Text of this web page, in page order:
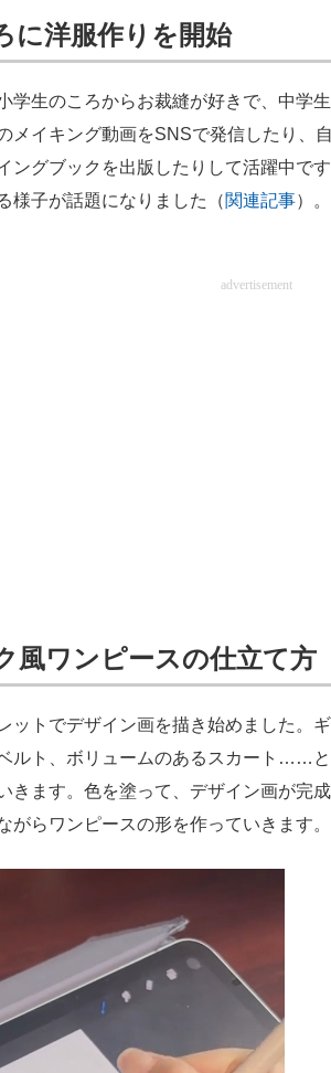
に洋服作りを開始
生のころからお裁縫が好きで、中学
メイキング動画をSNSで発信したり、
ングブックを出版したりして活躍中で
様子が話題になりました（関連記事）
advertisement
風ワンピースの仕立て方
ットでデザイン画を描き始めました。
ルト、ボリュームのあるスカート……
きます。色を塗って、デザイン画が
がらワンピースの形を作っていきます。